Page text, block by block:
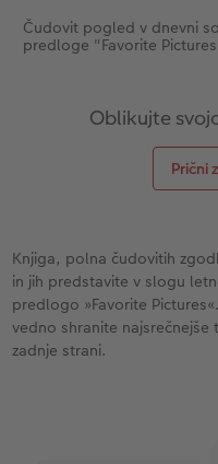
Čudovit pogled v dnevni
predloge "Favorite
Oblikujte
Prični
Knjiga, polna čudovitih
in jih predstavite v slogu
predlogo »Favorite
vedno shranite
zadnje strani.